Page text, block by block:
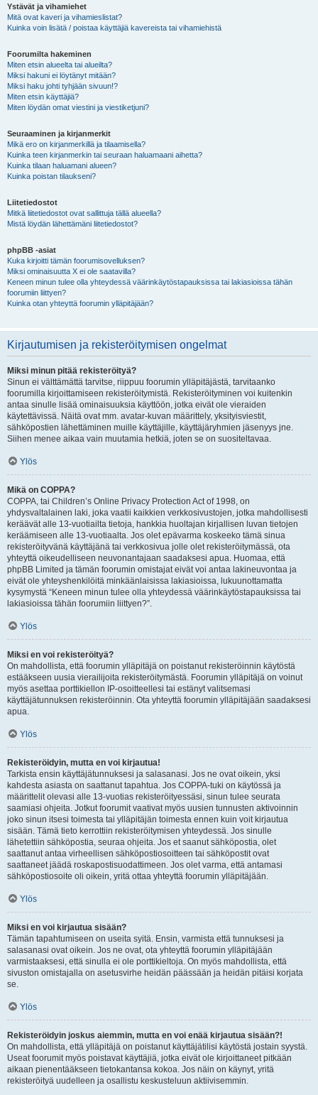
Ystävät ja vihamiehet
Mitä ovat kaveri ja vihamieslistat?
Kuinka voin lisätä / poistaa käyttäjiä kavereista tai vihamiehistä
Foorumilta hakeminen
Miten etsin alueelta tai alueilta?
Miksi hakuni ei löytänyt mitään?
Miksi haku johti tyhjään sivuun!?
Miten etsin käyttäjiä?
Miten löydän omat viestini ja viestiketjuni?
Seuraaminen ja kirjanmerkit
Mikä ero on kirjanmerkillä ja tilaamisella?
Kuinka teen kirjanmerkin tai seuraan haluamaani aihetta?
Kuinka tilaan haluamani alueen?
Kuinka poistan tilaukseni?
Liitetiedostot
Mitkä liitetiedostot ovat sallittuja tällä alueella?
Mistä löydän lähettämäni liitetiedostot?
phpBB -asiat
Kuka kirjoitti tämän foorumisovelluksen?
Miksi ominaisuutta X ei ole saatavilla?
Keneen minun tulee olla yhteydessä väärinkäytöstapauksissa tai lakiasioissa tähän
foorumiin liittyen?
Kuinka otan yhteyttä foorumin ylläpitäjään?
Kirjautumisen ja rekisteröitymisen ongelmat
Miksi minun pitää rekisteröityä?
Sinun ei välttämättä tarvitse, riippuu foorumin ylläpitäjästä, tarvitaanko
foorumilla kirjoittamiseen rekisteröitymistä. Rekisteröityminen voi kuitenkin
antaa sinulle lisää ominaisuuksia käyttöön, jotka eivät ole vieraiden
käytettävissä. Näitä ovat mm. avatar-kuvan määrittely, yksityisviestit,
sähköpostien lähettäminen muille käyttäjille, käyttäjäryhmien jäsenyys jne.
Siihen menee aikaa vain muutamia hetkiä, joten se on suositeltavaa.
Ylös
Mikä on COPPA?
COPPA, tai Children’s Online Privacy Protection Act of 1998, on
yhdysvaltalainen laki, joka vaatii kaikkien verkkosivustojen, jotka mahdollisesti
keräävät alle 13-vuotiailta tietoja, hankkia huoltajan kirjallisen luvan tietojen
keräämiseen alle 13-vuotiaalta. Jos olet epävarma koskeeko tämä sinua
rekisteröityvänä käyttäjänä tai verkkosivua jolle olet rekisteröitymässä, ota
yhteyttä oikeudelliseen neuvonantajaan saadaksesi apua. Huomaa, että
phpBB Limited ja tämän foorumin omistajat eivät voi antaa lakineuvontaa ja
eivät ole yhteyshenkilöitä minkäänlaisissa lakiasioissa, lukuunottamatta
kysymystä “Keneen minun tulee olla yhteydessä väärinkäytöstapauksissa tai
lakiasioissa tähän foorumiin liittyen?”.
Ylös
Miksi en voi rekisteröityä?
On mahdollista, että foorumin ylläpitäjä on poistanut rekisteröinnin käytöstä
estääkseen uusia vierailijoita rekisteröitymästä. Foorumin ylläpitäjä on voinut
myös asettaa porttikiellon IP-osoitteellesi tai estänyt valitsemasi
käyttäjätunnuksen rekisteröinnin. Ota yhteyttä foorumin ylläpitäjään saadaksesi
apua.
Ylös
Rekisteröidyin, mutta en voi kirjautua!
Tarkista ensin käyttäjätunnuksesi ja salasanasi. Jos ne ovat oikein, yksi
kahdesta asiasta on saattanut tapahtua. Jos COPPA-tuki on käytössä ja
määrittelit olevasi alle 13-vuotias rekisteröityessäsi, sinun tulee seurata
saamiasi ohjeita. Jotkut foorumit vaativat myös uusien tunnusten aktivoinnin
joko sinun itsesi toimesta tai ylläpitäjän toimesta ennen kuin voit kirjautua
sisään. Tämä tieto kerrottiin rekisteröitymisen yhteydessä. Jos sinulle
lähetettiin sähköpostia, seuraa ohjeita. Jos et saanut sähköpostia, olet
saattanut antaa virheellisen sähköpostiosoitteen tai sähköpostit ovat
saattaneet jäädä roskapostisuodattimeen. Jos olet varma, että antamasi
sähköpostiosoite oli oikein, yritä ottaa yhteyttä foorumin ylläpitäjään.
Ylös
Miksi en voi kirjautua sisään?
Tämän tapahtumiseen on useita syitä. Ensin, varmista että tunnuksesi ja
salasanasi ovat oikein. Jos ne ovat, ota yhteyttä foorumin ylläpitäjään
varmistaaksesi, että sinulla ei ole porttikieltoja. On myös mahdollista, että
sivuston omistajalla on asetusvirhe heidän päässään ja heidän pitäisi korjata
se.
Ylös
Rekisteröidyin joskus aiemmin, mutta en voi enää kirjautua sisään?!
On mahdollista, että ylläpitäjä on poistanut käyttäjätilisi käytöstä jostain syystä.
Useat foorumit myös poistavat käyttäjiä, jotka eivät ole kirjoittaneet pitkään
aikaan pienentääkseen tietokantansa kokoa. Jos näin on käynyt, yritä
rekisteröityä uudelleen ja osallistu keskusteluun aktiivisemmin.